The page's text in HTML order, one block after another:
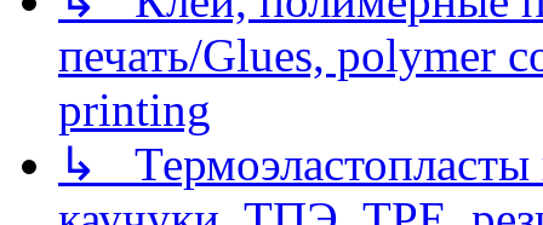
печать/Glues, polymer
printing
↳